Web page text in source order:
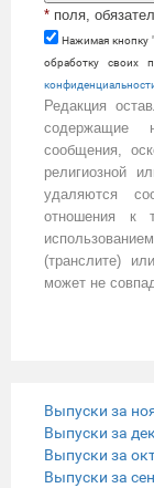
* поля,
Нажимая кнопку
обработку своих
Редакция
содержащие
сообщения,
религиозной
удаляются
отношения к
(транслите)
может не
Выпуски за
Выпуски за
Выпуски за
Выпуски за